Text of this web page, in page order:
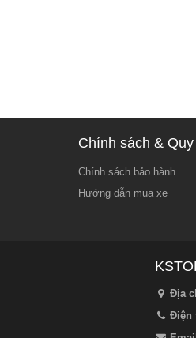
Chính sách &
Chính sách bảo hành
Hướng dẫn mua xe
Địa
Điện